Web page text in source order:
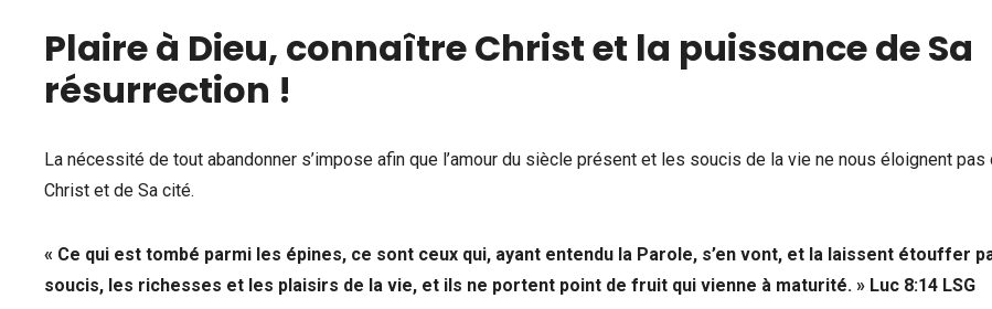
Plaire à Dieu, connaître Christ et la puissance de Sa
résurrection !
La nécessité de tout abandonner s’impose afin que l’amour du siècle présent et les soucis de la vie ne nous éloignent pas
Christ et de Sa cité.
« Ce qui est tombé parmi les épines, ce sont ceux qui, ayant entendu la Parole, s’en vont, et la laissent étouffer
soucis, les richesses et les plaisirs de la vie, et ils ne portent point de fruit qui vienne à maturité. » Luc 8:14 LSG